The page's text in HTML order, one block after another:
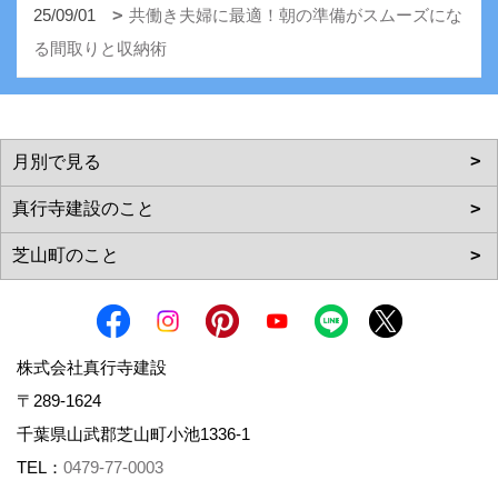
25/09/01
共働き夫婦に最適！朝の準備がスムーズにな
る間取りと収納術
株式会社真行寺建設
〒289-1624
千葉県山武郡芝山町小池1336-1
TEL： 0479-77-0003